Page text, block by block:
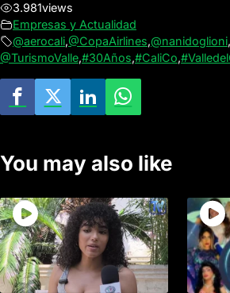
3.981views
Empresas y Actualidad
@aerocali,@CopaAirlines,@nanidoglioni,
@TurismoValle,#30Años,#CaliCo,
You may also like